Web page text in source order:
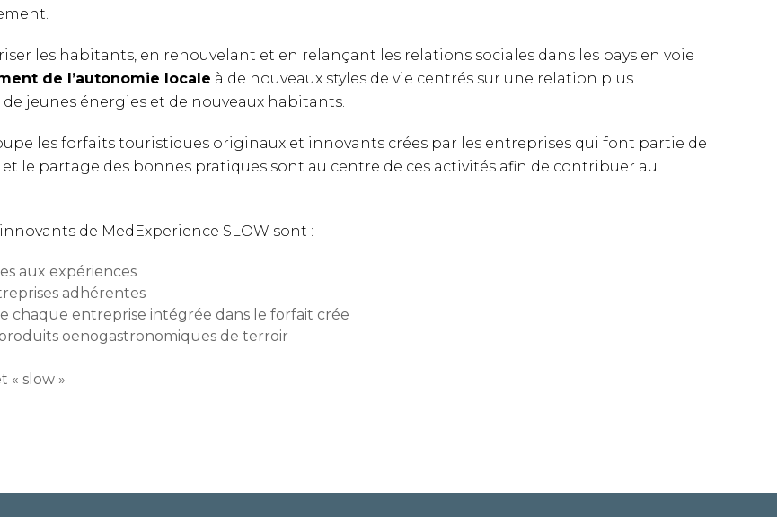
les habitants, en renouvelant et en relançant les relations sociales dans les pays en voie
de l’autonomie locale à de nouveaux styles de vie centrés sur une relation plus
jeunes énergies et de nouveaux habitants.
les forfaits touristiques originaux et innovants crées par les entreprises qui font partie de
le partage des bonnes pratiques sont au centre de ces activités afin de contribuer au
de MedExperience SLOW sont :
aux expériences
adhérentes
chaque entreprise intégrée dans le forfait crée
oenogastronomiques de terroir
« slow »